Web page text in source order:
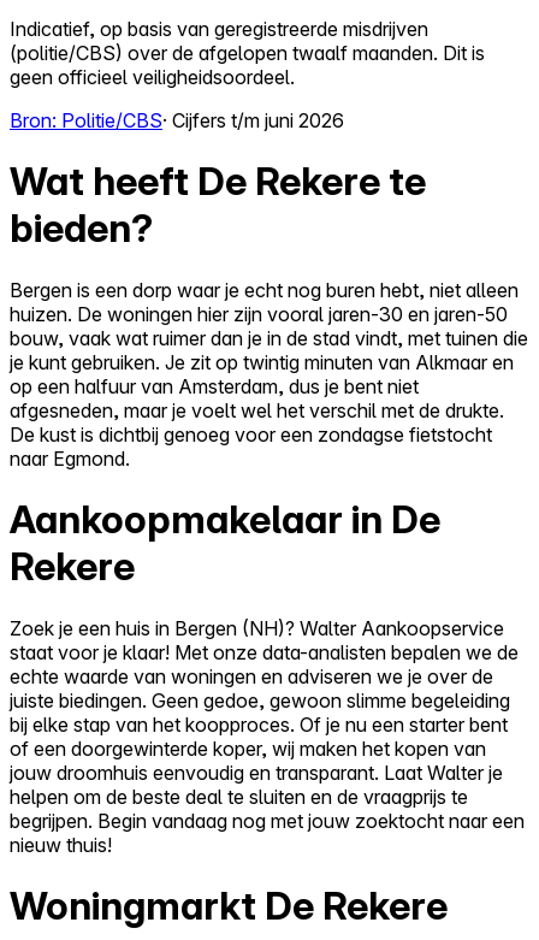
Indicatief, op basis van geregistreerde misdrijven
(politie/CBS) over de afgelopen twaalf maanden. Dit is
geen officieel veiligheidsoordeel.
Bron: Politie/CBS· Cijfers t/m juni 2026
Wat heeft De Rekere te
bieden?
Bergen is een dorp waar je echt nog buren hebt, niet alleen
huizen. De woningen hier zijn vooral jaren-30 en jaren-50
bouw, vaak wat ruimer dan je in de stad vindt, met tuinen die
je kunt gebruiken. Je zit op twintig minuten van Alkmaar en
op een halfuur van Amsterdam, dus je bent niet
afgesneden, maar je voelt wel het verschil met de drukte.
De kust is dichtbij genoeg voor een zondagse fietstocht
naar Egmond.
Aankoopmakelaar in De
Rekere
Zoek je een huis in Bergen (NH)? Walter Aankoopservice
staat voor je klaar! Met onze data-analisten bepalen we de
echte waarde van woningen en adviseren we je over de
juiste biedingen. Geen gedoe, gewoon slimme begeleiding
bij elke stap van het koopproces. Of je nu een starter bent
of een doorgewinterde koper, wij maken het kopen van
jouw droomhuis eenvoudig en transparant. Laat Walter je
helpen om de beste deal te sluiten en de vraagprijs te
begrijpen. Begin vandaag nog met jouw zoektocht naar een
nieuw thuis!
Woningmarkt De Rekere